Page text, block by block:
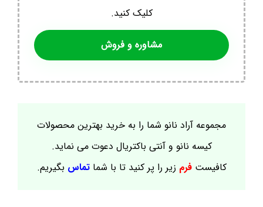
کلیک کنید.
مشاوره و فروش
مجموعه آراد نانو شما را به خرید بهترین محصولات
کیسه نانو و آنتی باکتریال دعوت می نماید.
کافیستفرم زیر را پر کنید تا با شماتماس بگیریم.